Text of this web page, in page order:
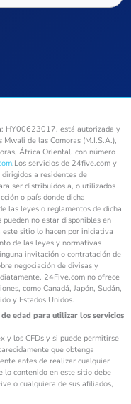
HY00623017, está autorizada y
de las Comoras (M.I.S.A.),
África Oriental. con número
.Los servicios de 24five.com y
a residentes de
ser distribuidos a, o utilizados
o país donde dicha
las leyes o reglamentos de dicha
no estar disponibles en
este sitio lo hacen por iniciativa
de las leyes y normativas
invitación o contratación de
negociación de divisas y
24Five.com no ofrece
como Canadá, Japón, Sudán,
y Estados Unidos.
edad para utilizar los servicios
y los CFDs y si puede permitirse
que obtenga
antes de realizar cualquier
lo contenido en este sitio debe
o cualquiera de sus afiliados,